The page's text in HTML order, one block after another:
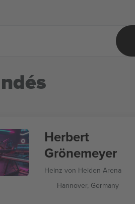
Herbert
Grönemeyer
Heinz von Heiden Arena
Hannover, Germany